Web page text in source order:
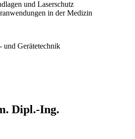
und Laserschutz
in der Medizin
und Gerätetechnik
Dipl.-Ing.